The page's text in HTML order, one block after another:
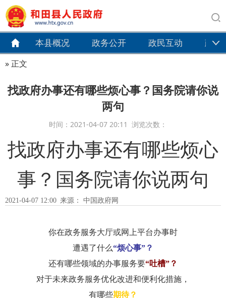
本县概况 政务公开 政民互动 政务
» 正文
找政府办事还有哪些烦心事？国务院请你说
两句
时间：2021-04-07 20:11 浏览次数：
找政府办事还有哪些烦心
事？国务院请你说两句
2021-04-07 12:00 来源： 中国政府网
你在政务服务大厅或网上平台办事时
遭遇了什么“烦心事”？
还有哪些领域的办事服务要“吐槽”？
对于未来政务服务优化改进和便利化措施，
有哪些期待？